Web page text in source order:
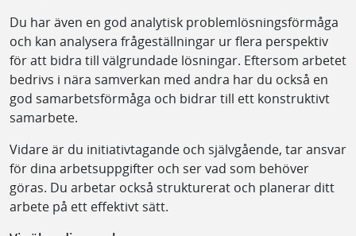
Du har även en god analytisk problemlösningsförmåga
och kan analysera frågeställningar ur flera perspektiv
för att bidra till välgrundade lösningar. Eftersom arbetet
bedrivs i nära samverkan med andra har du också en
god samarbetsförmåga och bidrar till ett konstruktivt
samarbete.
Vidare är du initiativtagande och självgående, tar ansvar
för dina arbetsuppgifter och ser vad som behöver
göras. Du arbetar också strukturerat och planerar ditt
arbete på ett effektivt sätt.